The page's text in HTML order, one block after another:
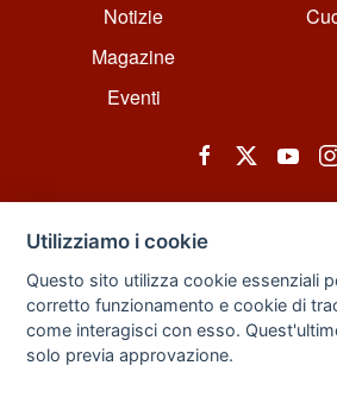
Notizie
Magazine
Eventi
© All rights reserved. Powered by Zarix
Business Centre, 8 Gainsborough Road,
Utilizziamo i cookie
Questo sito utilizza cookie essenziali
corretto funzionamento e cookie di
come interagisci con esso.
solo previa approvazione.